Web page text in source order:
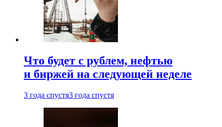
Что будет с рублем, нефтью
и биржей на следующей неделе
3 года спустя3 года спустя